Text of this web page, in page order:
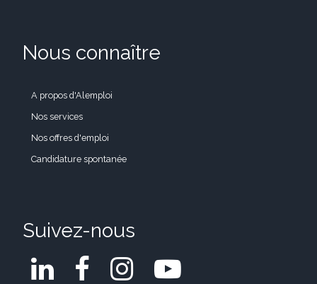
Nous connaître
A propos d'Alemploi
Nos services
Nos offres d'emploi
Candidature spontanée
Suivez-nous